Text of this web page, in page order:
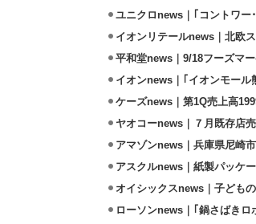
ユニクロnews｜｢コントワー
イオンリテールnews｜北欧
平和堂news｜9/18フーズマ
イオンnews｜｢イオンモール
ケーズnews｜第1Q売上高
ヤオコーnews｜７月既存店
アマゾンnews｜兵庫県尼崎
アスクルnews｜紙製パッケ
オイシックスnews｜子ども
ローソンnews｜｢鍋さばき